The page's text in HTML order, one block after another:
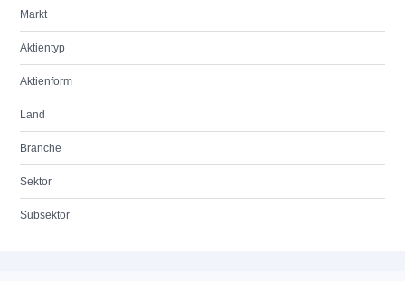
Markt
Aktientyp
Aktienform
Land
Branche
Sektor
Subsektor